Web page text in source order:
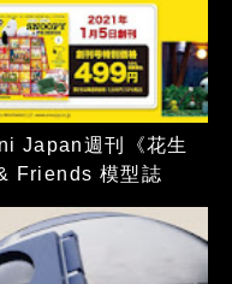
Japan週刊《花生
Friends 模型誌